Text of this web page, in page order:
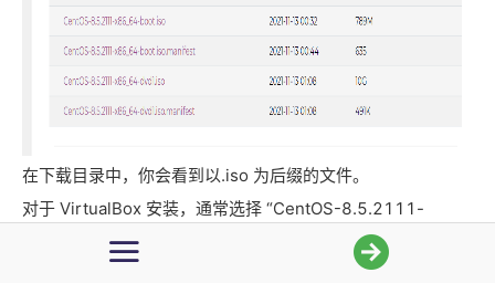
9. Linux用户和用户组管理（一）
在下载目录中，你会看到以.iso 为后缀的文件。
对于 VirtualBox 安装，通常选择 “CentOS-8.5.2111-
x86_64-boot.iso”(网络安装包)
或者 “CentOS-8.5.2111-x86_64-dvd1.iso”（本地安装